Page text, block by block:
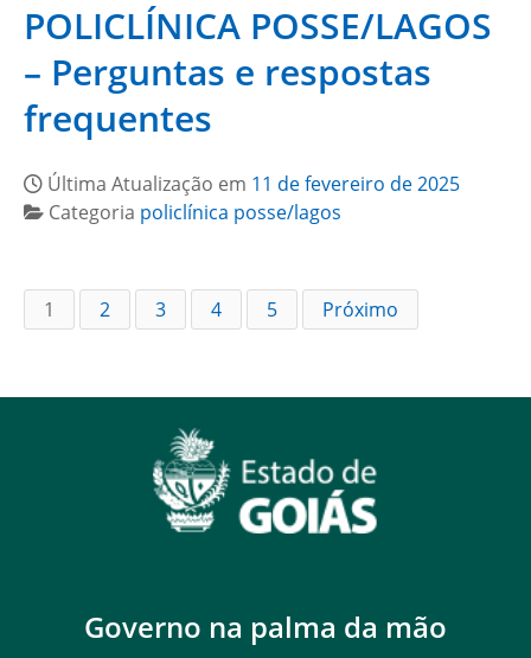
POLICLÍNICA POSSE/LAGOS
– Perguntas e respostas
frequentes
Última Atualização em 11 de fevereiro de 2025
Categoria policlínica posse/lagos
1 2 3 4 5 Próximo
Governo na palma da mão